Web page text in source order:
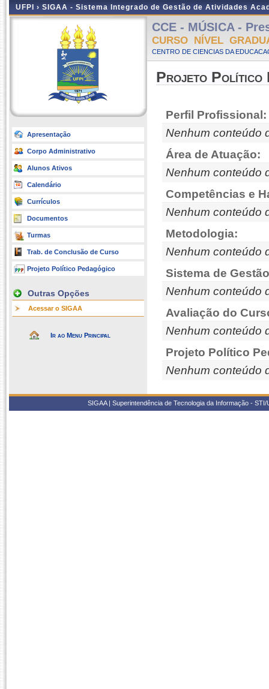
UFPI › SIGAA - Sistema Integrado de Gestão de Atividades
Apresentação
Corpo Administrativo
Alunos Ativos
Calendário
Currículos
Documentos
Turmas
Trab. de Conclusão de Curso
Projeto Político Pedagógico
Outras Opções
Acessar o SIGAA
Ir ao Menu Principal
CCE - MÚSICA -
CURSO NÍVEL
CENTRO DE CIENCIAS DA
Projeto Político
Perfil Profissional:
Nenhum conteúdo
Área de Atuação:
Nenhum conteúdo
Competências e
Nenhum conteúdo
Metodologia:
Nenhum conteúdo
Sistema de
Nenhum conteúdo
Avaliação do
Nenhum conteúdo
Projeto Político
Nenhum conteúdo
SIGAA | Superintendência de Tecnologia da Informação -